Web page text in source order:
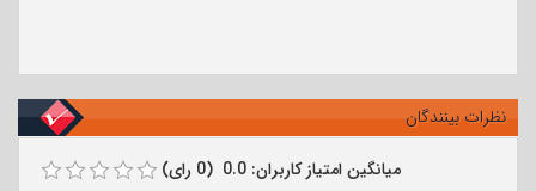
نظرات بینندگان
میانگین امتیاز کاربران: 0.0 (0 رای)